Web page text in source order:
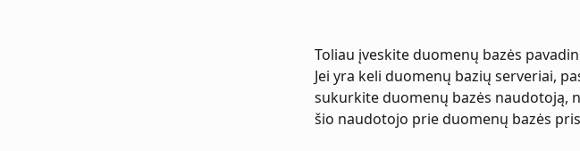
Toliau įveskite duomenų bazės
Jei yra keli duomenų bazių serveriai,
sukurkite duomenų bazės naudotoją,
šio naudotojo prie duomenų bazės